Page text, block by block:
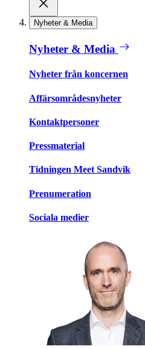
Nyheter & Media
Nyheter & Media
Nyheter från koncernen
Affärsområdesnyheter
Kontaktpersoner
Pressmaterial
Tidningen Meet Sandvik
Prenumeration
Sociala medier